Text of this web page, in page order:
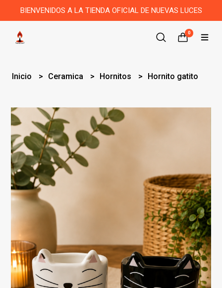
BIENVENIDOS A LA TIENDA OFICIAL DE NUEVAS LUCES
0
Inicio Ceramica Hornitos Hornito gatito